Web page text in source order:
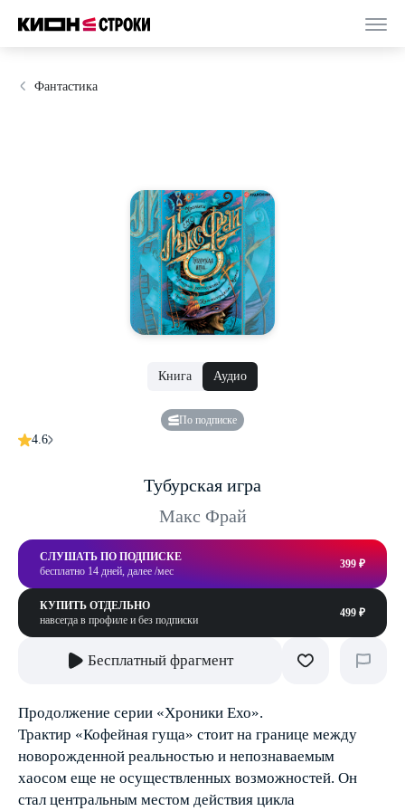
Фантастика
Книга Аудио
По подписке
4.6
Тубурская игра
Макс Фрай
СЛУШАТЬ ПО ПОДПИСКЕ
бесплатно 14 дней, далее /мес
399 ₽
КУПИТЬ ОТДЕЛЬНО
навсегда в профиле и без подписки
499 ₽
Бесплатный фрагмент
Продолжение серии «Хроники Ехо».
Трактир «Кофейная гуща» стоит на границе между
новорожденной реальностью и непознаваемым
хаосом еще не осуществленных возможностей. Он
стал центральным местом действия цикла